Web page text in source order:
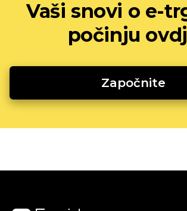
Vaši snovi o e-
počinju
Započnite